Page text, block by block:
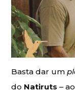
Basta dar um
do Natiruts –